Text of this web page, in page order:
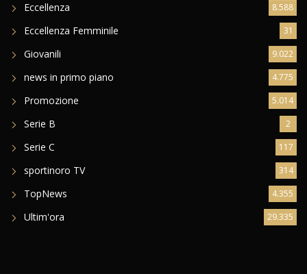
Eccellenza 8.588
Eccellenza Femminile 31
Giovanili 9.022
news in primo piano 4.775
Promozione 5.014
Serie B 2
Serie C 117
sportinoro TV 314
TopNews 4.355
Ultim'ora 29.335